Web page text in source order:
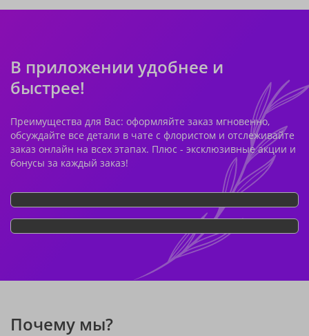
В приложении удобнее и
быстрее!
Преимущества для Вас: оформляйте заказ мгновенно,
обсуждайте все детали в чате с флористом и отслеживайте
заказ онлайн на всех этапах. Плюс - эксклюзивные акции и
бонусы за каждый заказ!
Почему мы?